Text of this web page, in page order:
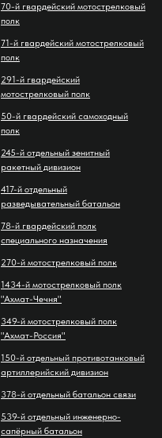
70-й гвардейский мотострелковый
полк
71-й гвардейский мотострелковый
полк
291-й гвардейский
мотострелковый полк
50-й гвардейский самоходный
полк
245-й отдельный зенитный
ракетный дивизион
417-й отдельный
разведывательный батальон
78-й гвардейский полк
специального назначения
270-й мотострелковый полк
1434-й мотострелковый полк
"Ахмат-Чечня"
349-й мотострелковый полк
"Ахмат-Россия"
150-й отдельный противотанковый
артиллерийский дивизион
378-й отдельный батальон связи
539-й отдельный инженерно-
сапёрный батальон